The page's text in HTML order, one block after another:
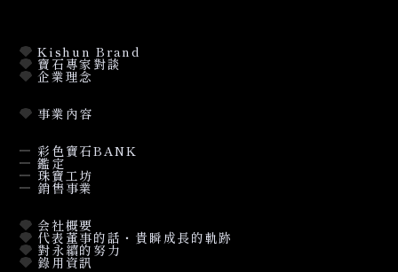
Kishun Brand
寶石專家對談
企業理念
事業內容
彩色寶石BANK
鑑定
珠寶工坊
銷售事業
会社概要
代表董事的話・貴瞬成長的軌跡
對永續的努力
錄用資訊